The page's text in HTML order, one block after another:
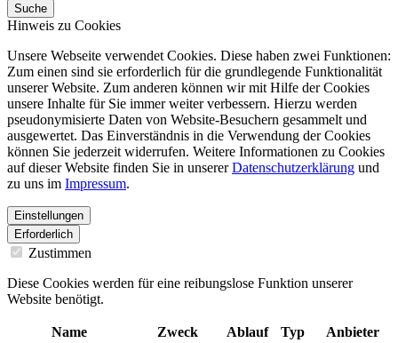
Suche
Hinweis zu Cookies
Unsere Webseite verwendet Cookies. Diese haben zwei Funktionen:
Zum einen sind sie erforderlich für die grundlegende Funktionalität
unserer Website. Zum anderen können wir mit Hilfe der Cookies
unsere Inhalte für Sie immer weiter verbessern. Hierzu werden
pseudonymisierte Daten von Website-Besuchern gesammelt und
ausgewertet. Das Einverständnis in die Verwendung der Cookies
können Sie jederzeit widerrufen. Weitere Informationen zu Cookies
auf dieser Website finden Sie in unsererDatenschutzerklärung und
zu uns im Impressum.
Einstellungen
Erforderlich
Zustimmen
Diese Cookies werden für eine reibungslose Funktion unserer
Website benötigt.
Name Zweck Ablauf Typ Anbieter